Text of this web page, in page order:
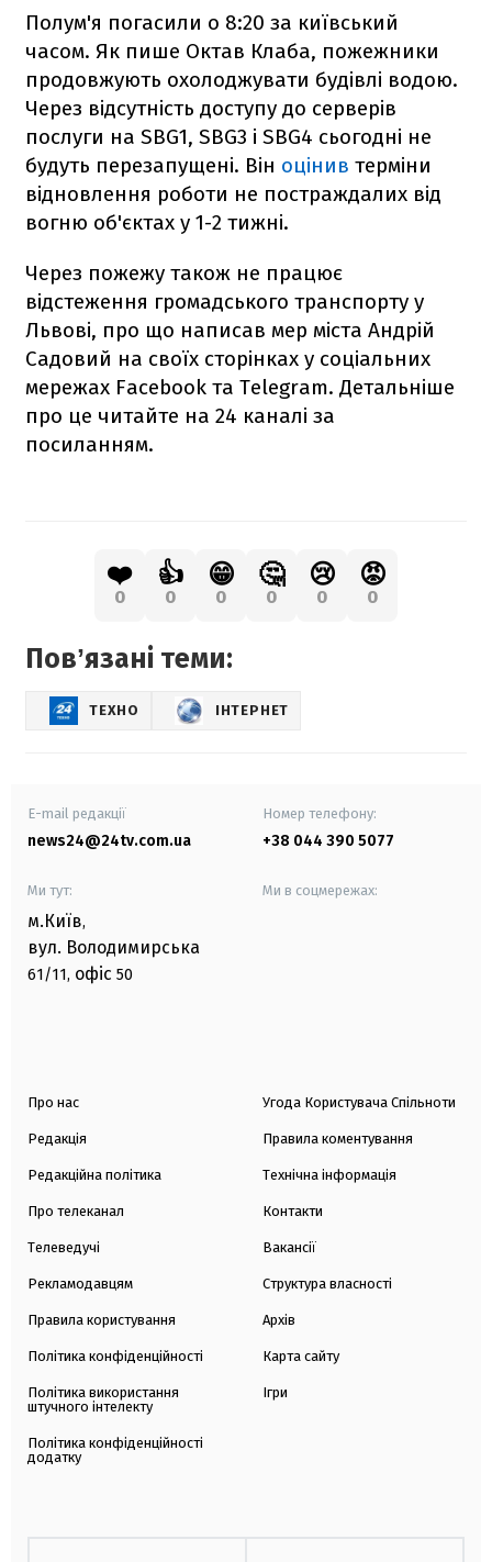
Полум'я погасили о 8:20 за київський
часом. Як пише Октав Клаба, пожежники
продовжують охолоджувати будівлі водою.
Через відсутність доступу до серверів
послуги на SBG1, SBG3 і SBG4 сьогодні не
будуть перезапущені. Він оцінив терміни
відновлення роботи не постраждалих від
вогню об'єктах у 1-2 тижні.
Через пожежу також не працює
відстеження громадського транспорту у
Львові, про що написав мер міста Андрій
Садовий на своїх сторінках у соціальних
мережах Facebook та Telegram. Детальніше
про це читайте на 24 каналі за
посиланням.
❤️
0
👍
0
😁
0
🤔
0
😢
0
😡
0
Повʼязані теми:
ТЕХНО ІНТЕРНЕТ
E-mail редакції
news24@24tv.com.ua
Номер телефону:
+38 044 390 5077
Ми тут:
м.Київ,
вул. Володимирська
61/11, офіс 50
Ми в соцмережах:
Про нас
Редакція
Редакційна політика
Про телеканал
Телеведучі
Рекламодавцям
Правила користування
Політика конфіденційності
Політика використання
штучного інтелекту
Політика конфіденційності
додатку
Угода Користувача Спільноти
Правила коментування
Технічна інформація
Контакти
Вакансії
Структура власності
Архів
Карта сайту
Ігри